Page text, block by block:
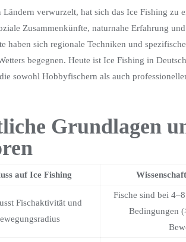
verwurzelt, hat sich das Ice Fishing zu
Zusammenkünfte, naturnahe Erfahrung
haben sich regionale Techniken und
begegnen. Heute ist Ice Fishing in
sowohl Hobbyfischern als auch
Grundlagen
auf Ice Fishing
Fischaktivität und
Fische sind bei
Bedingungen